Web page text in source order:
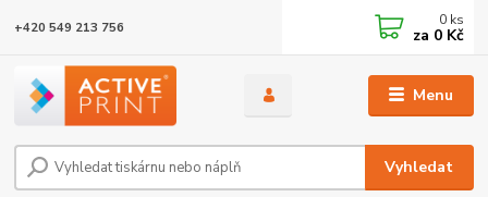
Menu
Vyhledat
+420 549 213 756 0 ks
za 0 Kč